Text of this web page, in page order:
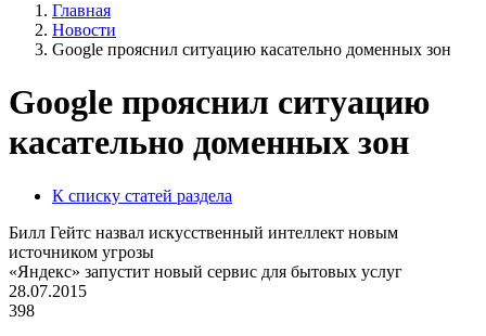
Главная
Новости
Google прояснил ситуацию касательно доменных зон
Google прояснил ситуацию
касательно доменных зон
К списку статей раздела
Билл Гейтс назвал искусственный интеллект новым
источником угрозы
«Яндекс» запустит новый сервис для бытовых услуг
28.07.2015
398